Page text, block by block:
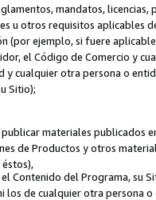
mandatos, licencias,
u otros requisitos aplicables
(por ejemplo, si fuere
el Código de Comercio y
y cualquier otra persona o
Sitio);
materiales publicados
de Productos y otros
éstos),
Contenido del Programa, su
los de cualquier otra persona